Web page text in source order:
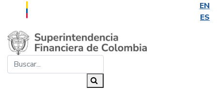
EN
ES
Saltar al contenido principal